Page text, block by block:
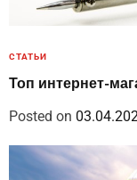
СТАТЬИ
Топ интернет-
Posted on